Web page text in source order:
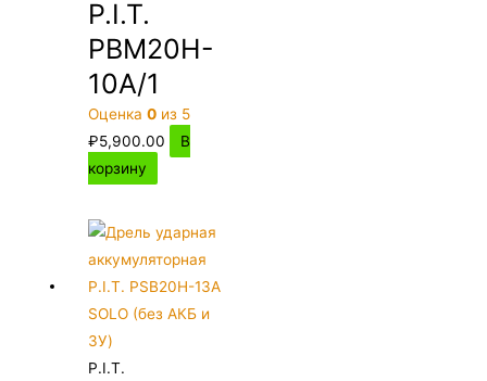
P.I.T.
PBM20H-
10A/1
Оценка0 из 5
₽5,900.00
В
корзину
P.I.T.